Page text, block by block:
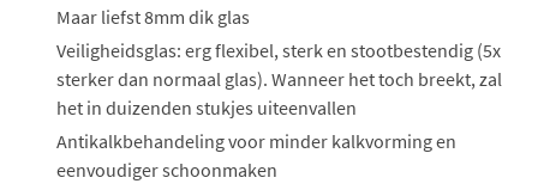
Maar liefst 8mm dik glas
Veiligheidsglas: erg flexibel, sterk en stootbestendig (5x
sterker dan normaal glas). Wanneer het toch breekt, zal
het in duizenden stukjes uiteenvallen
Antikalkbehandeling voor minder kalkvorming en
eenvoudiger schoonmaken